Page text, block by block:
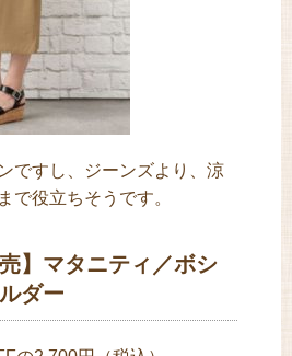
ですし、ジーンズより、涼
で役立ちそうです。
】マタニティ／ボシ
ダー